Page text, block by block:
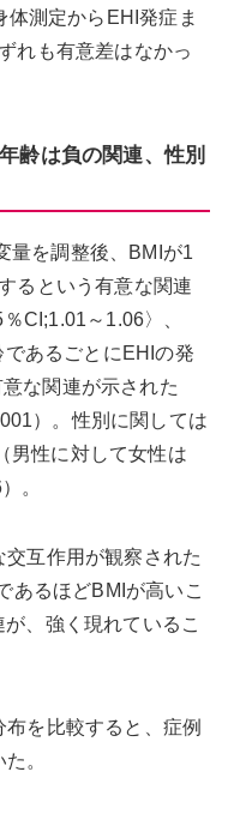
測定からEHI発症ま
れも有意差はなかっ
齢は負の関連、性別
量を調整後、BMIが1
るという有意な関連
CI;1.01～1.06〉、
あるごとにEHIの発
な関連が示された
）。性別に関しては
男性に対して女性は
。
互作用が観察された
あるほどBMIが高いこ
、強く現れているこ
を比較すると、症例
。